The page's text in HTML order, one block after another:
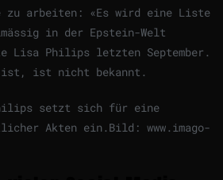
arbeiten: «Es wird eine Liste
in der Epstein-Welt
Lisa Philips letzten September.
ist, ist nicht bekannt.
setzt sich für eine
Akten ein. Bild: www.imago-